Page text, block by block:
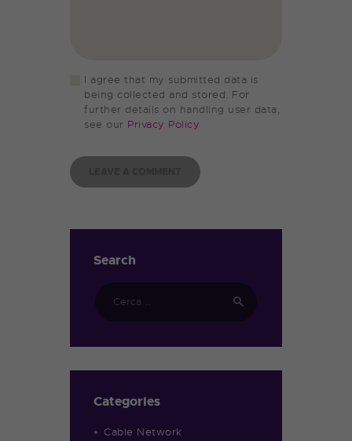
I agree that my submitted data is
being collected and stored. For
further details on handling user data,
see our Privacy Policy
Search
Categories
Cable Network